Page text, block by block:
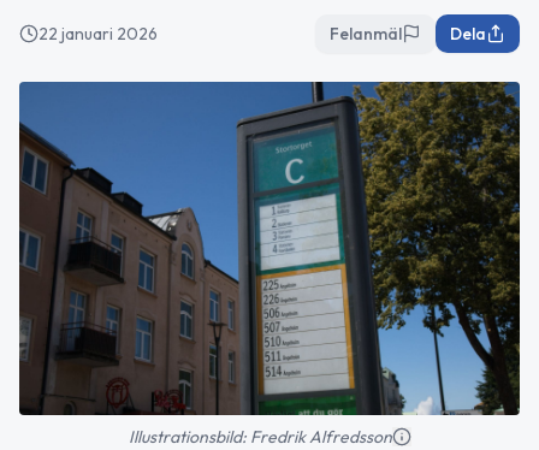
22 januari 2026 Felanmäl Dela
Illustrationsbild: Fredrik Alfredsson